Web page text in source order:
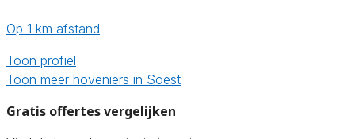
Op 1 km afstand
Toon profiel
Toon meer hoveniers in Soest
Gratis offertes vergelijken